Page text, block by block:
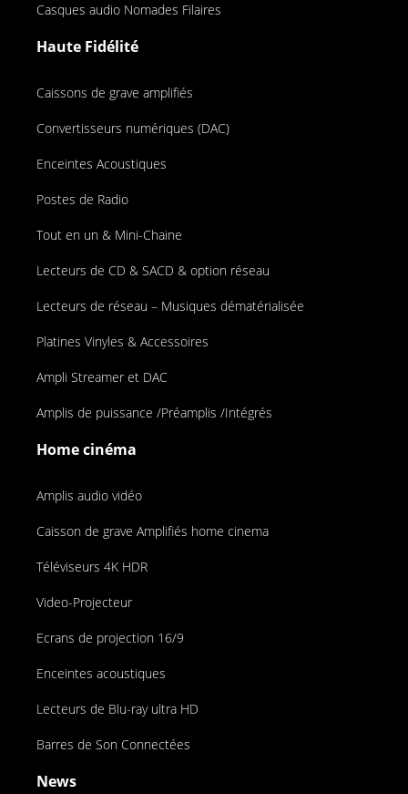
Casques audio Nomades Filaires
Haute Fidélité
Caissons de grave amplifiés
Convertisseurs numériques (DAC)
Enceintes Acoustiques
Postes de Radio
Tout en un & Mini-Chaine
Lecteurs de CD & SACD & option réseau
Lecteurs de réseau – Musiques dématérialisée
Platines Vinyles & Accessoires
Ampli Streamer et DAC
Amplis de puissance /Préamplis /Intégrés
Home cinéma
Amplis audio vidéo
Caisson de grave Amplifiés home cinema
Téléviseurs 4K HDR
Video-Projecteur
Ecrans de projection 16/9
Enceintes acoustiques
Lecteurs de Blu-ray ultra HD
Barres de Son Connectées
News